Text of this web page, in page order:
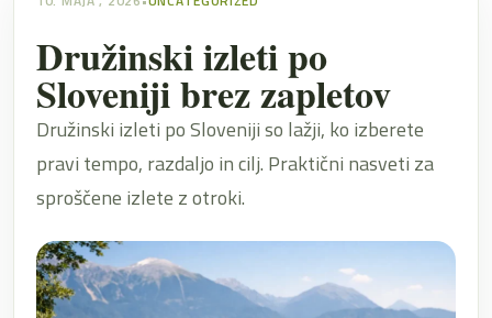
Družinski izleti po
Sloveniji brez zapletov
Družinski izleti po Sloveniji so lažji, ko izberete
pravi tempo, razdaljo in cilj. Praktični nasveti za
sproščene izlete z otroki.